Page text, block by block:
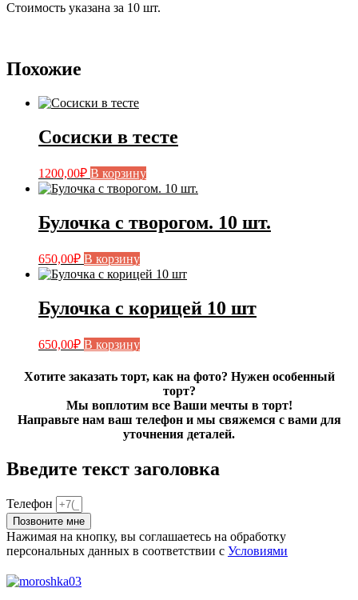
Стоимость указана за 10 шт.
Похожие
Сосиски в тесте
1200,00₽ В корзину
Булочка с творогом. 10 шт.
650,00₽ В корзину
Булочка с корицей 10 шт
650,00₽ В корзину
Хотите заказать торт, как на фото? Нужен особенный
торт?
Мы воплотим все Ваши мечты в торт!
Направьте нам ваш телефон и мы свяжемся с вами для
уточнения деталей.
Введите текст заголовка
Телефон
Позвоните мне
Нажимая на кнопку, вы соглашаетесь на обработку
персональных данных в соответствии с Условиями